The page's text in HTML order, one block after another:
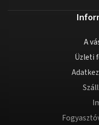
A
Üzleti